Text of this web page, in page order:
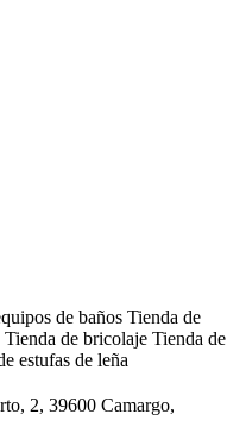
de baños Tienda de
Tienda de bricolaje Tienda de
estufas de leña
2, 39600 Camargo,